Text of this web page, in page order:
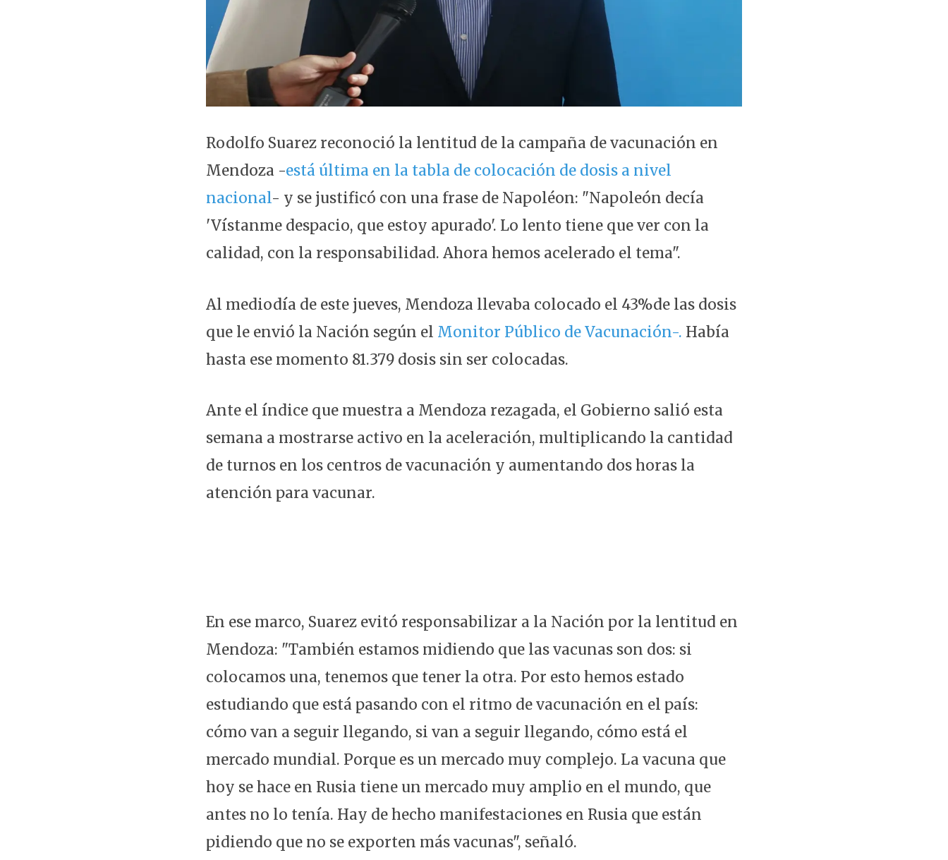
Rodolfo Suarez reconoció la lentitud de la campaña de vacunación en
Mendoza -está última en la tabla de colocación de dosis a nivel
nacional- y se justificó con una frase de Napoléon: "Napoleón decía
'Vístanme despacio, que estoy apurado'. Lo lento tiene que ver con la
calidad, con la responsabilidad. Ahora hemos acelerado el tema".
Al mediodía de este jueves, Mendoza llevaba colocado el 43%de las dosis
que le envió la Nación según el Monitor Público de Vacunación-. Había
hasta ese momento 81.379 dosis sin ser colocadas.
Ante el índice que muestra a Mendoza rezagada, el Gobierno salió esta
semana a mostrarse activo en la aceleración, multiplicando la cantidad
de turnos en los centros de vacunación y aumentando dos horas la
atención para vacunar.
En ese marco, Suarez evitó responsabilizar a la Nación por la lentitud en
Mendoza: "También estamos midiendo que las vacunas son dos: si
colocamos una, tenemos que tener la otra. Por esto hemos estado
estudiando que está pasando con el ritmo de vacunación en el país:
cómo van a seguir llegando, si van a seguir llegando, cómo está el
mercado mundial. Porque es un mercado muy complejo. La vacuna que
hoy se hace en Rusia tiene un mercado muy amplio en el mundo, que
antes no lo tenía. Hay de hecho manifestaciones en Rusia que están
pidiendo que no se exporten más vacunas", señaló.